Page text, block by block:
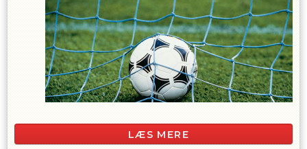
LÆS MERE